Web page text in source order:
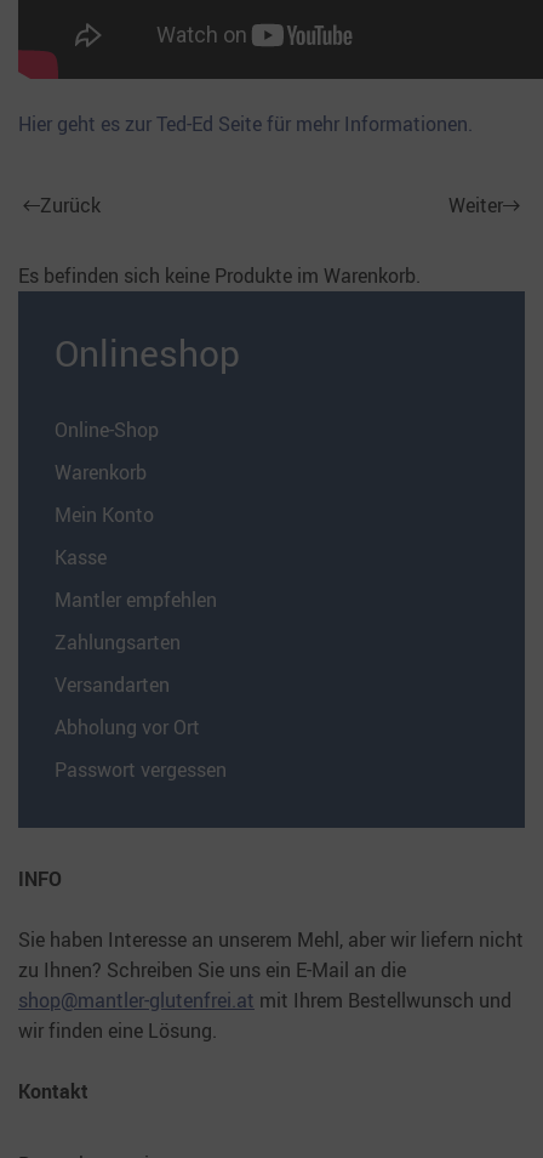
Hier geht es zur Ted-Ed Seite für mehr Informationen.
Zurück Weiter
Es befinden sich keine Produkte im Warenkorb.
Onlineshop
Online-Shop
Warenkorb
Mein Konto
Kasse
Mantler empfehlen
Zahlungsarten
Versandarten
Abholung vor Ort
Passwort vergessen
INFO
Sie haben Interesse an unserem Mehl, aber wir liefern nicht
zu Ihnen? Schreiben Sie uns ein E-Mail an die
shop@mantler-glutenfrei.at mit Ihrem Bestellwunsch und
wir finden eine Lösung.
Kontakt